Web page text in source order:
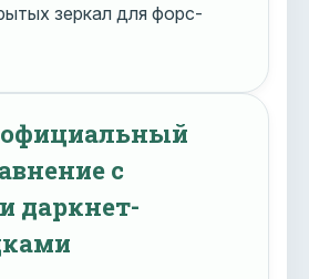
зеркал для форс-
с
даркнет-